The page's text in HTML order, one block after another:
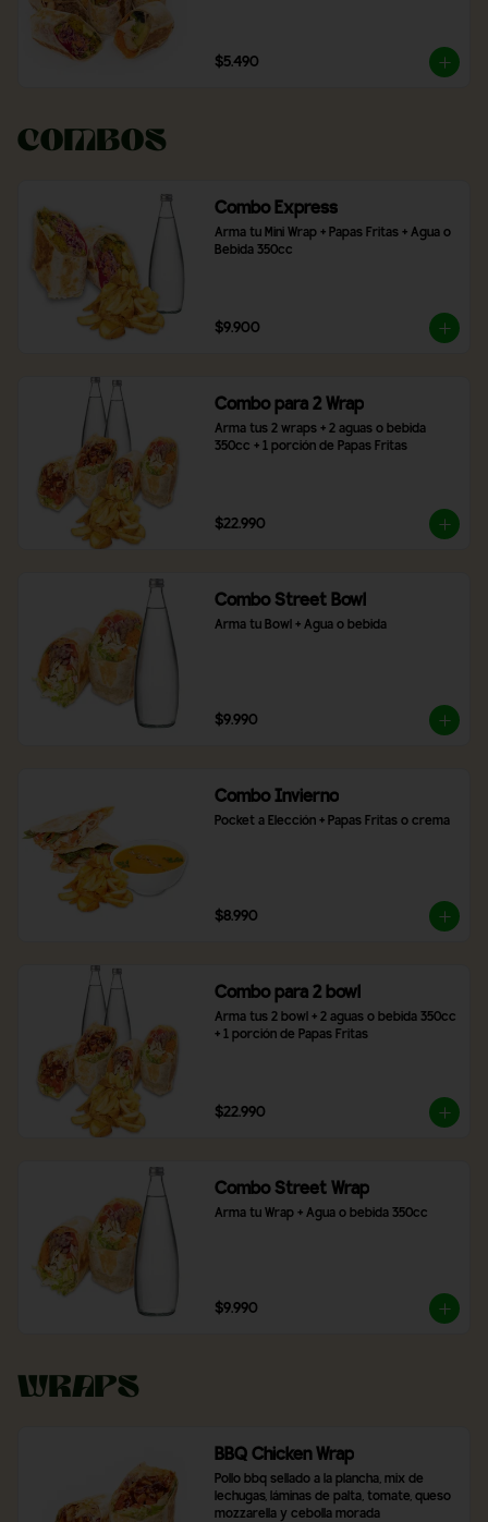
$5.490
Combos
Combo Express
Arma tu Mini Wrap + Papas Fritas + Agua o
Bebida 350cc
$9.900
Combo para 2 Wrap
Arma tus 2 wraps + 2 aguas o bebida
350cc + 1 porción de Papas Fritas
$22.990
Combo Street Bowl
Arma tu Bowl + Agua o bebida
$9.990
Combo Invierno
Pocket a Elección + Papas Fritas o crema
$8.990
Combo para 2 bowl
Arma tus 2 bowl + 2 aguas o bebida 350cc
+ 1 porción de Papas Fritas
$22.990
Combo Street Wrap
Arma tu Wrap + Agua o bebida 350cc
$9.990
Wraps
BBQ Chicken Wrap
Pollo bbq sellado a la plancha, mix de
lechugas, láminas de palta, tomate, queso
mozzarella y cebolla morada